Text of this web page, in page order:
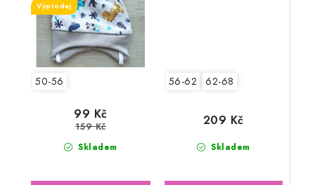
Výprodej
50-56
Skladem
99 Kč
159 Kč
56-62 62-68
Skladem
209 Kč